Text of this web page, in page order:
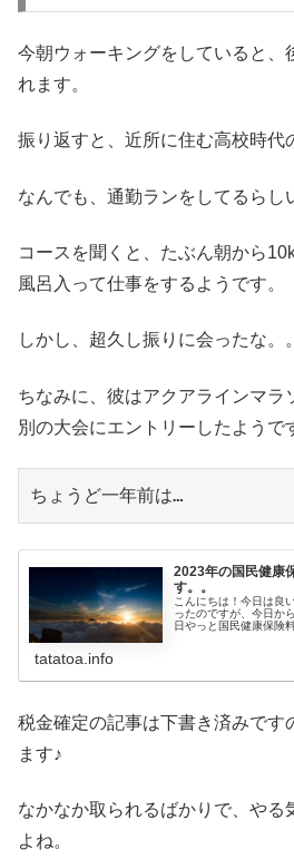
今朝ウォーキングをしていると、
れます。
振り返すと、近所に住む高校時代
なんでも、通勤ランをしてるらし
コースを聞くと、たぶん朝から
風呂入って仕事をするようです。
しかし、超久し振りに会ったな。。
ちなみに、彼はアクアラインマラ
別の大会にエントリーしたようで
ちょうど一年前は…
2023年の国民健康
す。。
こんにちは！今日は良
ったのですが、今日か
日やっと国民健康保険
tatatoa.info
税金確定の記事は下書き済みです
ます♪
なかなか取られるばかりで、やる
よね。